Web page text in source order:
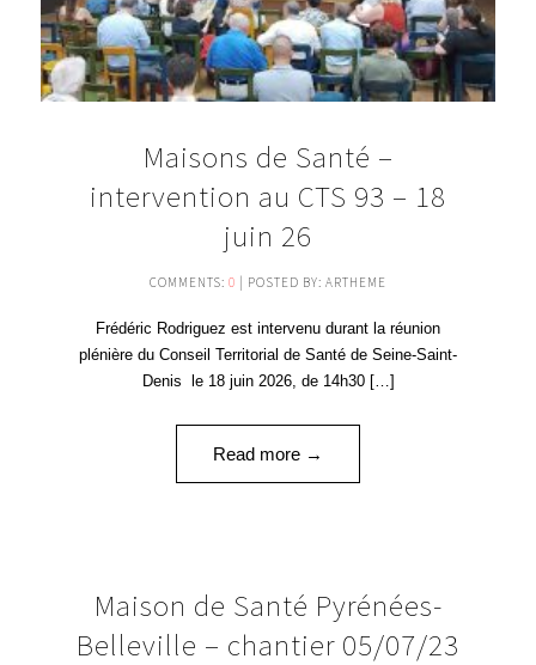
Maisons de Santé –
intervention au CTS 93 – 18
juin 26
COMMENTS: 0 | POSTED BY: ARTHEME
Frédéric Rodriguez est intervenu durant la réunion
plénière du Conseil Territorial de Santé de Seine-Saint-
Denis le 18 juin 2026, de 14h30 […]
Read more →
05
Maison de Santé Pyrénées-
Belleville – chantier 05/07/23